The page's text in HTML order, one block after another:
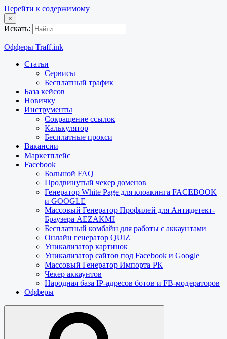
Перейти к содержимому
×
Искать:
Офферы Traff.ink
Статьи
Сервисы
Бесплатный трафик
База кейсов
Новичку
Инструменты
Сокращение ссылок
Калькулятор
Бесплатные прокси
Вакансии
Маркетплейс
Facebook
Большой FAQ
Продвинутый чекер доменов
Генератор White Page для клоакинга FACEBOOK
и GOOGLE
Массовый Генератор Профилей для Антидетект-
Браузера AEZAKMI
Бесплатный комбайн для работы с аккаунтами
Онлайн генератор QUIZ
Уникализатор картинок
Уникализатор сайтов под Facebook и Google
Массовый Генератор Импорта РК
Чекер аккаунтов
Народная база IP-адресов ботов и FB-модераторов
Офферы